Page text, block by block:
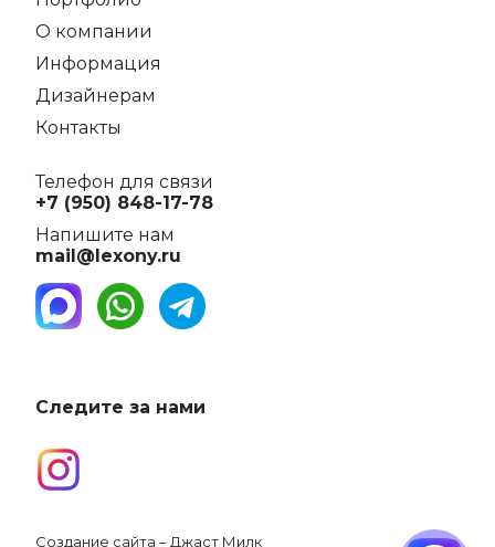
О компании
Информация
Дизайнерам
Контакты
Телефон для связи
+7 (950) 848-17-78
Напишите нам
mail@lexony.ru
Следите за нами
Создание сайта – Джаст Милк